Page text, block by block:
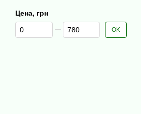
Цена, грн
От Цена, грн
До Цена, грн OK